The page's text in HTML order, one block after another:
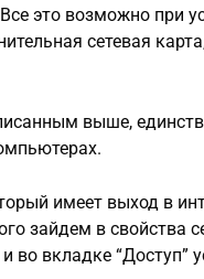
это возможно при
сетевая
выше,
имеет выход в
зайдем в свойства
во вкладке “Доступ”